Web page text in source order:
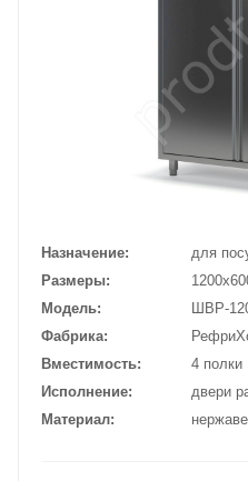
Назначение
для
Размеры
Модель
ШВР-
Фабрика
Вместимость
4 полки
Исполнение
двери
Материал